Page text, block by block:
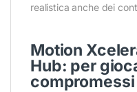
realistica anche dei
Motion
Hub: per
compromessi